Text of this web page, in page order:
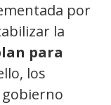
por
la
para
los
gobierno